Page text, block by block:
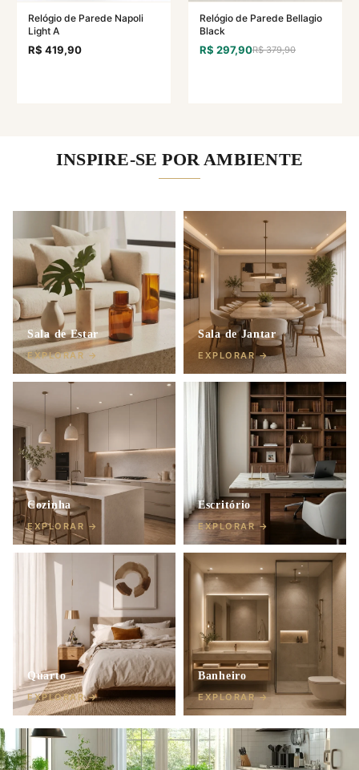
Relógio de Parede Napoli
Light A
R$ 419,90
Relógio de Parede Bellagio
Black
R$ 297,90R$ 379,90
INSPIRE-SE POR AMBIENTE
Sala de Estar
EXPLORAR →
Sala de Jantar
EXPLORAR →
Cozinha
EXPLORAR →
Escritório
EXPLORAR →
Quarto
EXPLORAR →
Banheiro
EXPLORAR →